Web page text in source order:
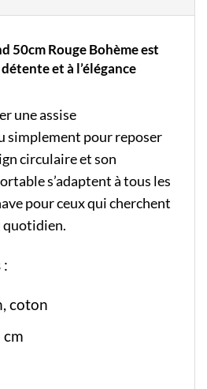
50cm Rouge Bohème est
et à l’élégance
une assise
simplement pour reposer
circulaire et son
s’adaptent à tous les
pour ceux qui cherchent
quotidien.
coton
cm